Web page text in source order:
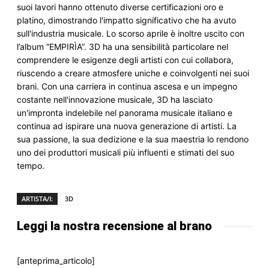
suoi lavori hanno ottenuto diverse certificazioni oro e
platino, dimostrando l'impatto significativo che ha avuto
sull'industria musicale. Lo scorso aprile è inoltre uscito con
l’album “EMPIRÌA”. 3D ha una sensibilità particolare nel
comprendere le esigenze degli artisti con cui collabora,
riuscendo a creare atmosfere uniche e coinvolgenti nei suoi
brani. Con una carriera in continua ascesa e un impegno
costante nell'innovazione musicale, 3D ha lasciato
un'impronta indelebile nel panorama musicale italiano e
continua ad ispirare una nuova generazione di artisti. La
sua passione, la sua dedizione e la sua maestria lo rendono
uno dei produttori musicali più influenti e stimati del suo
tempo.
ARTISTA/I: 3D
Leggi la nostra recensione al brano
[anteprima_articolo]